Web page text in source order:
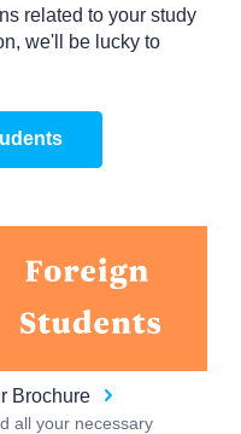
Brochure
all your necessary
related to your study
we'll be lucky to